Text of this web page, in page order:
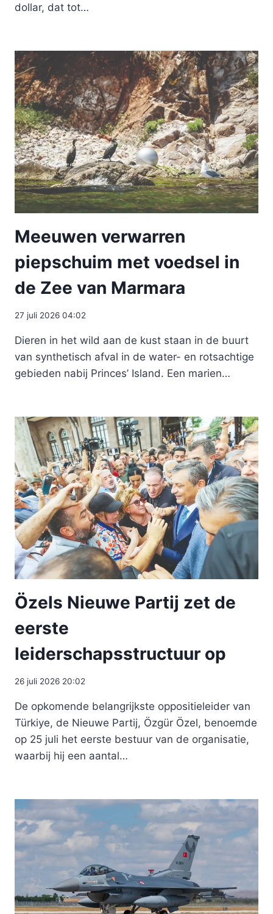
dollar, dat tot…
Meeuwen verwarren
piepschuim met voedsel in
de Zee van Marmara
27 juli 2026 04:02
Dieren in het wild aan de kust staan ​​in de buurt
van synthetisch afval in de water- en rotsachtige
gebieden nabij Princes’ Island. Een marien…
Özels Nieuwe Partij zet de
eerste
leiderschapsstructuur op
26 juli 2026 20:02
De opkomende belangrijkste oppositieleider van
Türkiye, de Nieuwe Partij, Özgür Özel, benoemde
op 25 juli het eerste bestuur van de organisatie,
waarbij hij een aantal…